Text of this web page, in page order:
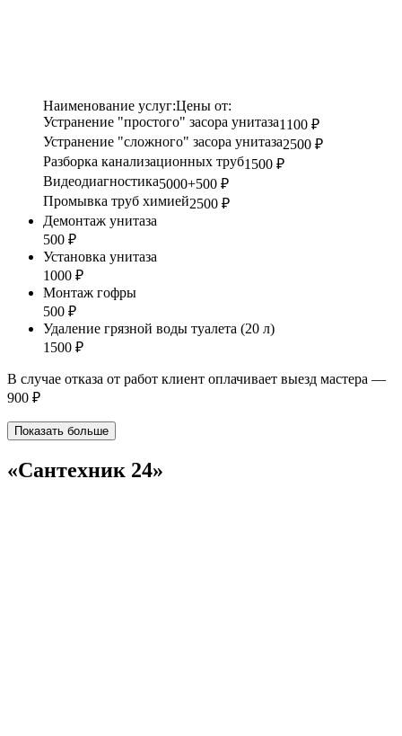
Наименование услуг:Цены от:
Устранение "простого" засора унитаза1100 ₽
Устранение "сложного" засора унитаза2500 ₽
Разборка канализационных труб1500 ₽
Видеодиагностика5000+500 ₽
Промывка труб химией2500 ₽
Демонтаж унитаза
500 ₽
Установка унитаза
1000 ₽
Монтаж гофры
500 ₽
Удаление грязной воды туалета (20 л)
1500 ₽
В случае отказа от работ клиент оплачивает выезд мастера —
900 ₽
Показать больше
«Сантехник 24»